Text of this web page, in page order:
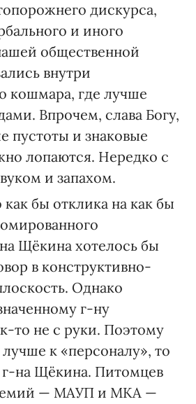
дискурса,
и иного
общественной
внутри
кошмара, где лучше
Впрочем, слава Богу,
пустоты и знаковые
лопаются. Нередко с
и запахом.
бы отклика на как бы
Щёкина хотелось бы
в конструктивно-
Однако
г-ну
то не с руки. Поэтому
к «персоналу», то
на Щёкина. Питомцев
— МАУП и МКА —